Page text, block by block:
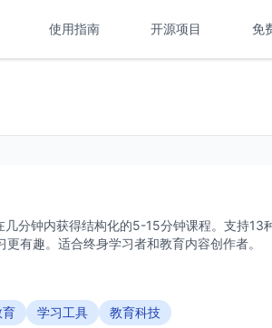
使用指南 开源项目 免
分钟内获得结构化的5-15分钟课程。支持13
有趣。适合终身学习者和教育内容创作者。
育 学习工具 教育科技